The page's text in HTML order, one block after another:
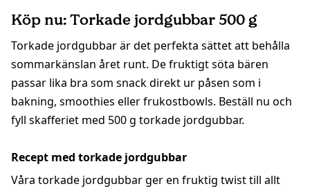
Köp nu: Torkade jordgubbar 500 g
Torkade jordgubbar är det perfekta sättet att behålla
sommarkänslan året runt. De fruktigt söta bären
passar lika bra som snack direkt ur påsen som i
bakning, smoothies eller frukostbowls. Beställ nu och
fyll skafferiet med 500 g torkade jordgubbar.
Recept med torkade jordgubbar
Våra torkade jordgubbar ger en fruktig twist till allt